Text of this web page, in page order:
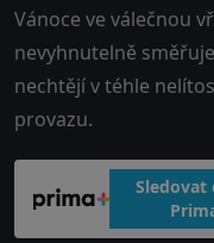
Vánoce ve válečnou
nevyhnutelně
nechtějí v téhle
provazu.
Sledovat